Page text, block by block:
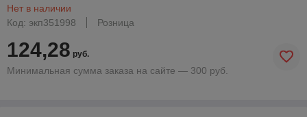
Нет в наличии
Код: экп351998
Розница
124,28 руб.
Минимальная сумма заказа на сайте — 300 руб.